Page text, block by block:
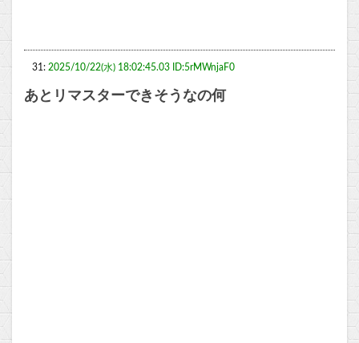
31: 2025/10/22(水) 18:02:45.03 ID:5rMWnjaF0
あとリマスターできそうなの何